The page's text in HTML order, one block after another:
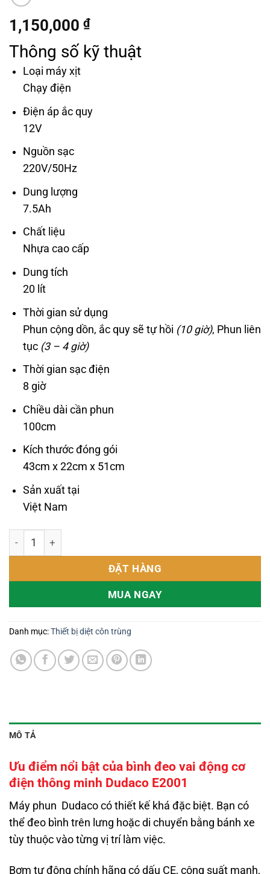
1,150,000 ₫
Thông số kỹ thuật
Loại máy xịt
Chạy điện
Điện áp ắc quy
12V
Nguồn sạc
220V/50Hz
Dung lượng
7.5Ah
Chất liệu
Nhựa cao cấp
Dung tích
20 lít
Thời gian sử dụng
Phun cộng dồn, ắc quy sẽ tự hồi (10 giờ), Phun liên
tục (3 – 4 giờ)
Thời gian sạc điện
8 giờ
Chiều dài cần phun
100cm
Kích thước đóng gói
43cm x 22cm x 51cm
Sản xuất tại
Việt Nam
Bình đeo vai động cơ điện thông minh DUDACO E2001- A9
ĐẶT HÀNG
MUA NGAY
Danh mục:Thiết bị diệt côn trùng
MÔ TẢ
Ưu điểm nổi bật của bình đeo vai động cơ
điện thông minh Dudaco E2001
Máy phun Dudaco có thiết kế khá đặc biệt. Bạn có
thể đeo bình trên lưng hoặc di chuyển bằng bánh xe
tùy thuộc vào từng vị trí làm việc.
Bơm tự động chính hãng có dấu CE, công suất mạnh,